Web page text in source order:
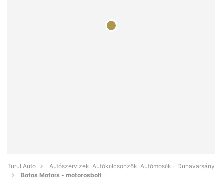
Turul Auto
Autószervizek, Autókölcsönzők, Autómosók - Dunavarsány
Botos Motors - motorosbolt